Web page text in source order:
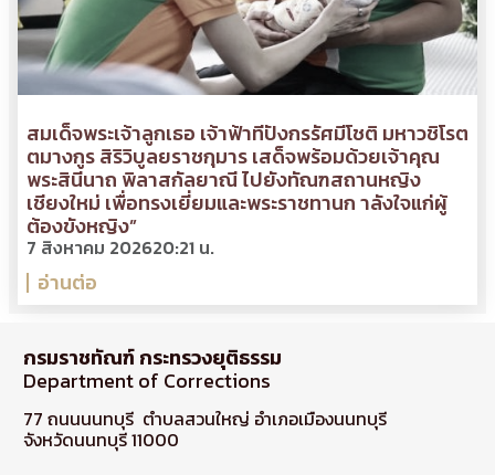
สมเด็จพระเจ้าลูกเธอ เจ้าฟ้าทีปังกรรัศมีโชติ มหาวชิโรต
ตมางกูร สิริวิบูลยราชกุมาร เสด็จพร้อมด้วยเจ้าคุณ
พระสินีนาถ พิลาสกัลยาณี ไปยังทัณฑสถานหญิง
เชียงใหม่ เพื่อทรงเยี่ยมและพระราชทานก าลังใจแก่ผู้
ต้องขังหญิง”
7 สิงหาคม 202620:21 น.
อ่านต่อ
กรมราชทัณฑ์ กระทรวงยุติธรรม
Department of Corrections
77 ถนนนนทบุรี ตำบลสวนใหญ่ อำเภอเมืองนนทบุรี
จังหวัดนนทบุรี 11000